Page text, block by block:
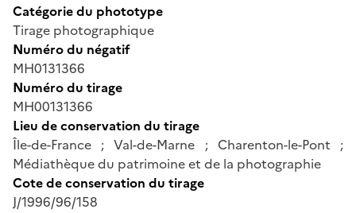
Catégorie du phototype
Tirage photographique
Numéro du négatif
MH0131366
Numéro du tirage
MH00131366
Lieu de conservation du tirage
Île-de-France ; Val-de-Marne ; Charenton-le-Pont ;
Médiathèque du patrimoine et de la photographie
Cote de conservation du tirage
J/1996/96/158